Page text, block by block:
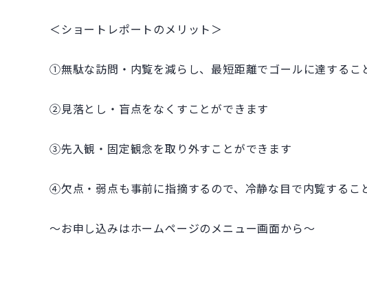
＜ショートレポートのメリット＞
①無駄な訪問・内覧を減らし、最短距離でゴールに達するこ
②見落とし・盲点をなくすことができます
③先入観・固定観念を取り外すことができます
④欠点・弱点も事前に指摘するので、冷静な目で内覧するこ
～お申し込みはホームページのメニュー画面から～